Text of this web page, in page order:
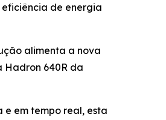
de energia
alimenta a nova
Hadron 640R da
em tempo real, esta